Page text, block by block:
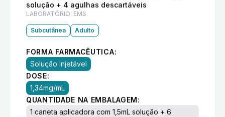
solução + 4 agulhas descartáveis
LABORATÓRIO: EMS
Subcutânea Adulto
FORMA FARMACÊUTICA:
Solução injetável
DOSE:
1,34mg/mL
QUANTIDADE NA EMBALAGEM:
1 caneta aplicadora com 1,5mL solução + 6